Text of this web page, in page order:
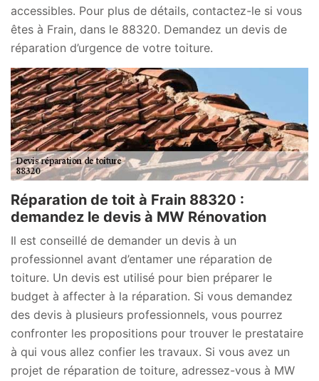
accessibles. Pour plus de détails, contactez-le si vous
êtes à Frain, dans le 88320. Demandez un devis de
réparation d’urgence de votre toiture.
Réparation de toit à Frain 88320 :
demandez le devis à MW Rénovation
Il est conseillé de demander un devis à un
professionnel avant d’entamer une réparation de
toiture. Un devis est utilisé pour bien préparer le
budget à affecter à la réparation. Si vous demandez
des devis à plusieurs professionnels, vous pourrez
confronter les propositions pour trouver le prestataire
à qui vous allez confier les travaux. Si vous avez un
projet de réparation de toiture, adressez-vous à MW